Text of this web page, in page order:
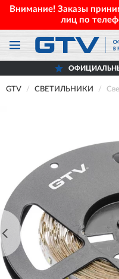
Внимание! Заказы
лиц по
GTV СВЕТИЛЬНИКИ